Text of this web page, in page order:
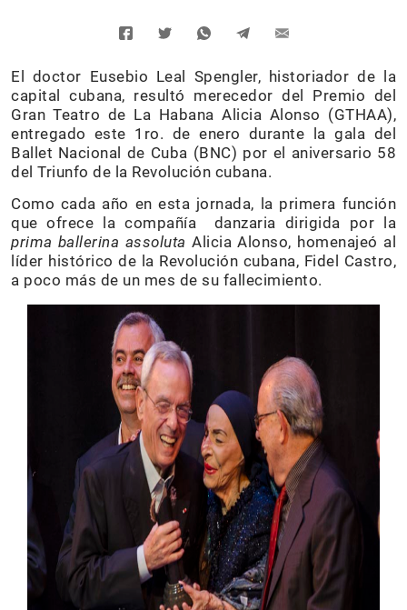
El doctor Eusebio Leal Spengler, historiador de la
capital cubana, resultó merecedor del Premio del
Gran Teatro de La Habana Alicia Alonso (GTHAA),
entregado este 1ro. de enero durante la gala del
Ballet Nacional de Cuba (BNC) por el aniversario 58
del Triunfo de la Revolución cubana.
Como cada año en esta jornada, la primera función
que ofrece la compañía danzaria dirigida por la
prima ballerina assoluta Alicia Alonso, homenajeó al
líder histórico de la Revolución cubana, Fidel Castro,
a poco más de un mes de su fallecimiento.